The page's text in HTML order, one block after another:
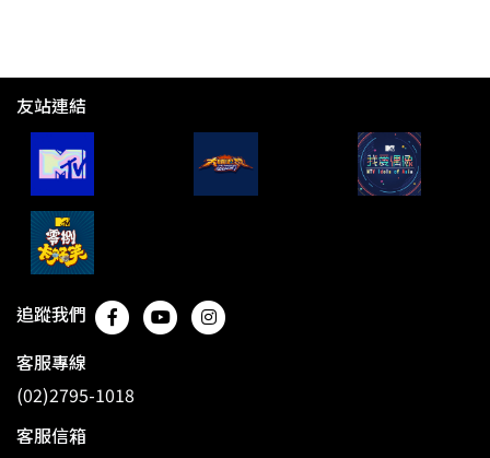
友站連結
追蹤我們
客服專線
(02)2795-1018
客服信箱